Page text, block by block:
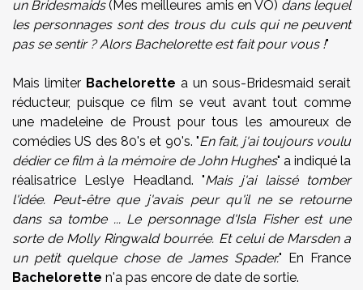
un Bridesmaids(Mes meilleures amis en VO) dans lequel
les personnages sont des trous du culs qui ne peuvent
pas se sentir ? Alors Bachelorette est fait pour vous !"
Mais limiter Bachelorette a un sous-Bridesmaid serait
réducteur, puisque ce film se veut avant tout comme
une madeleine de Proust pour tous les amoureux de
comédies US des 80's et 90's. "En fait, j'ai toujours voulu
dédier ce film à la mémoire de John Hughes" a indiqué la
réalisatrice Leslye Headland. "Mais j'ai laissé tomber
l'idée. Peut-être que j'avais peur qu'il ne se retourne
dans sa tombe ... Le personnage d'Isla Fisher est une
sorte de Molly Ringwald bourrée. Et celui de Marsden a
un petit quelque chose de James Spader." En France
Bachelorette n'a pas encore de date de sortie.